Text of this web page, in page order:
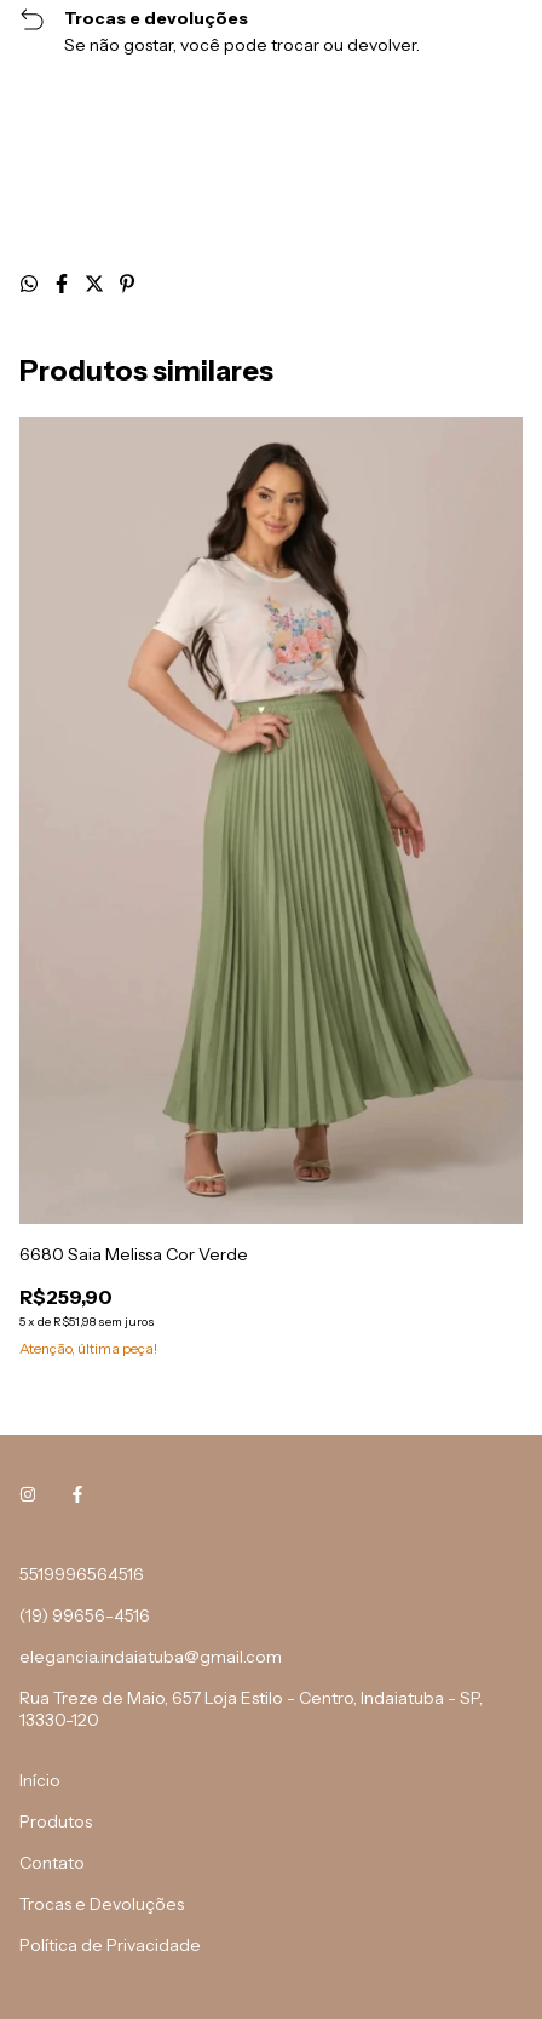
Trocas e devoluções
Se não gostar, você pode trocar ou devolver.
Produtos similares
6680 Saia Melissa Cor Verde
R$259,90
5x de R$51,98 sem juros
Atenção, última peça!
5519996564516
(19) 99656-4516
elegancia.indaiatuba@gmail.com
Rua Treze de Maio, 657 Loja Estilo - Centro, Indaiatuba - SP,
13330-120
Início
Produtos
Contato
Trocas e Devoluções
Política de Privacidade